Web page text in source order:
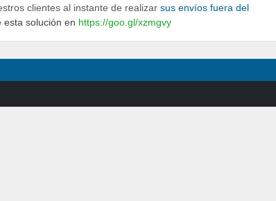
clientes al instante de realizar sus envíos fuera del
esta solución en https://goo.gl/xzmgvy